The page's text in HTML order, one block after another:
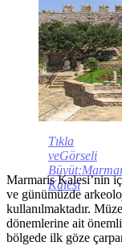
Tıkla
veGörseli
Kalesi
Marmaris Kalesi’nin
ve günümüzde
kullanılmaktadır.
dönemlerine ait
bölgede ilk göze